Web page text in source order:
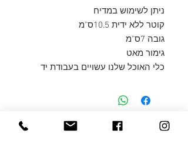
ניתן לשימוש במדיח
קוטר ללא ידית 10.5ס"מ
גובה 7ס"מ
גימור מאט
כלי האוכל שלנו עשויים בעבודת יד